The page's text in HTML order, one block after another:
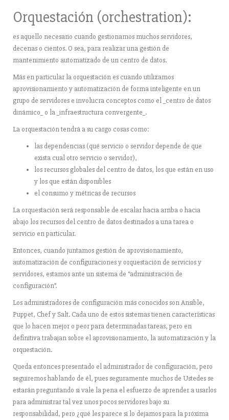
Orquestación (orchestration):
es aquello necesario cuando gestionamos muchos servidores,
decenas o cientos. O sea, para realizar una gestión de
mantenimiento automatizado de un centro de datos.
Más en particular la orquestación es cuando utilizamos
aprovisionamiento y automatización de forma inteligente en un
grupo de servidores e involucra conceptos como el _centro de datos
dinámico_ o la _infraestructura convergente_.
La orquestación tendrá a su cargo cosas como:
las dependencias (qué servicio o servidor depende de que
exista cual otro servicio o servidor),
los recursos globales del centro de datos, los que están en uso
y los que están disponibles
el consumo y métricas de recursos
La orquestación será responsable de escalar hacia arriba o hacia
abajo los recursos del centro de datos destinados a una tarea o
servicio en particular.
Entonces, cuando juntamos gestión de aprovisionamiento,
automatización de configuraciones y orquestación de servicios y
servidores, estamos ante un sistema de “administración de
configuración”.
Los administradores de configuración más conocidos son Ansible,
Puppet, Chef y Salt. Cada uno de estos sistemas tienen características
que lo hacen mejor o peor para determinadas tareas, pero en
definitiva trabajan sobre el aprovisionamiento, la automatización y la
orquestación.
Queda entonces presentado el administrador de configuración, pero
seguiremos hablando de él, pues seguramente muchos de Ustedes se
estarán preguntando si vale la pena el esfuerzo de aprender a usarlos
para administrar tal vez unos pocos servidores bajo su
responsabilidad, pero ¿qué les parece si lo dejamos para la próxima